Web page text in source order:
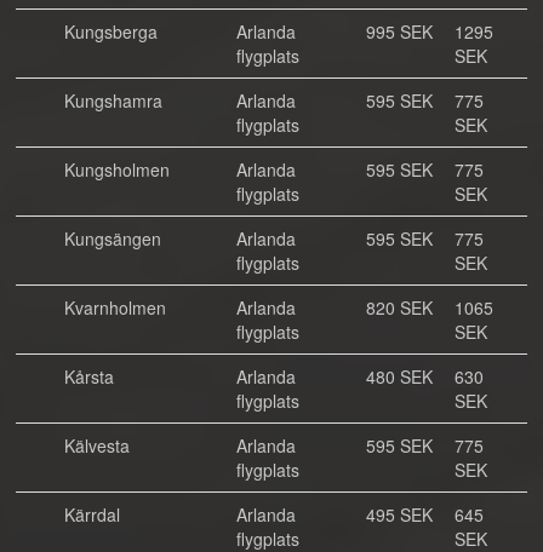
Kungsberga
Arlanda
flygplats
995 SEK
1295
SEK
Kungshamra
Arlanda
flygplats
595 SEK
775
SEK
Kungsholmen
Arlanda
flygplats
595 SEK
775
SEK
Kungsängen
Arlanda
flygplats
595 SEK
775
SEK
Kvarnholmen
Arlanda
flygplats
820 SEK
1065
SEK
Kårsta
Arlanda
flygplats
480 SEK
630
SEK
Kälvesta
Arlanda
flygplats
595 SEK
775
SEK
Kärrdal
Arlanda
flygplats
495 SEK
645
SEK